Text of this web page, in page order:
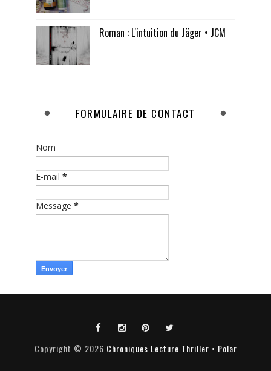
Roman : L'intuition du Jäger • JCM
FORMULAIRE DE CONTACT
Nom
E-mail *
Message *
Copyright © 2026 Chroniques Lecture Thriller • Polar